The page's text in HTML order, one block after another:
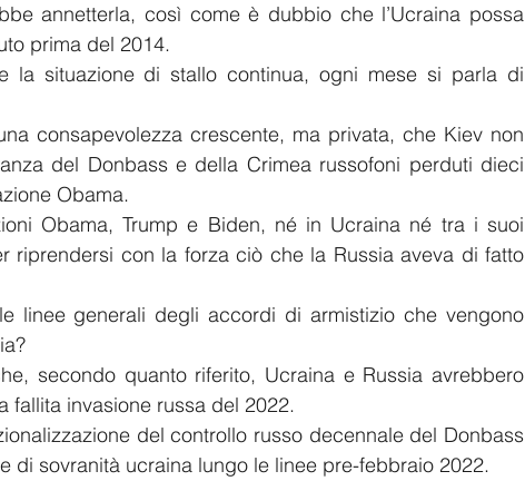
annetterla, così come è dubbio che l’Ucraina possa
prima del 2014.
la situazione di stallo continua, ogni mese si parla di
consapevolezza crescente, ma privata, che Kiev non
del Donbass e della Crimea russofoni perduti dieci
Obama.
Obama, Trump e Biden, né in Ucraina né tra i suoi
riprendersi con la forza ciò che la Russia aveva di fatto
linee generali degli accordi di armistizio che vengono
secondo quanto riferito, Ucraina e Russia avrebbero
fallita invasione russa del 2022.
del controllo russo decennale del Donbass
di sovranità ucraina lungo le linee pre-febbraio 2022.